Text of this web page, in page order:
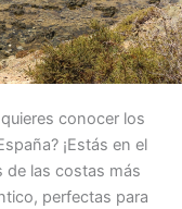
conocer los
¡Estás en el
de las costas más
perfectas para